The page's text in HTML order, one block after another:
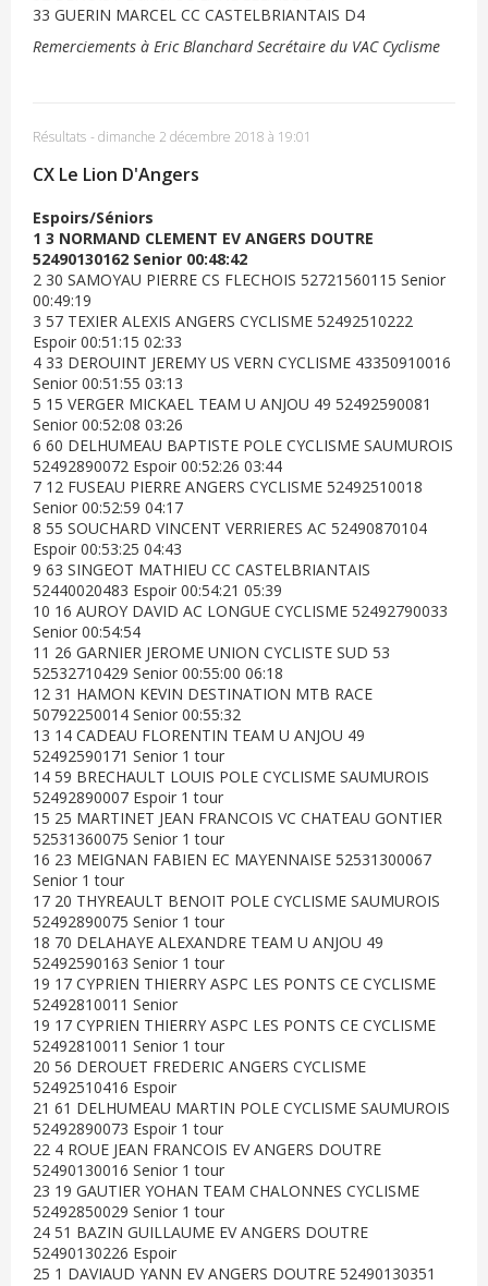
33 GUERIN MARCEL CC CASTELBRIANTAIS D4
Remerciements à Eric Blanchard Secrétaire du VAC Cyclisme
Résultats - dimanche 2 décembre 2018 à 19:01
CX Le Lion D'Angers
Espoirs/Séniors
1 3 NORMAND CLEMENT EV ANGERS DOUTRE
52490130162 Senior 00:48:42
2 30 SAMOYAU PIERRE CS FLECHOIS 52721560115 Senior
00:49:19
3 57 TEXIER ALEXIS ANGERS CYCLISME 52492510222
Espoir 00:51:15 02:33
4 33 DEROUINT JEREMY US VERN CYCLISME 43350910016
Senior 00:51:55 03:13
5 15 VERGER MICKAEL TEAM U ANJOU 49 52492590081
Senior 00:52:08 03:26
6 60 DELHUMEAU BAPTISTE POLE CYCLISME SAUMUROIS
52492890072 Espoir 00:52:26 03:44
7 12 FUSEAU PIERRE ANGERS CYCLISME 52492510018
Senior 00:52:59 04:17
8 55 SOUCHARD VINCENT VERRIERES AC 52490870104
Espoir 00:53:25 04:43
9 63 SINGEOT MATHIEU CC CASTELBRIANTAIS
52440020483 Espoir 00:54:21 05:39
10 16 AUROY DAVID AC LONGUE CYCLISME 52492790033
Senior 00:54:54
11 26 GARNIER JEROME UNION CYCLISTE SUD 53
52532710429 Senior 00:55:00 06:18
12 31 HAMON KEVIN DESTINATION MTB RACE
50792250014 Senior 00:55:32
13 14 CADEAU FLORENTIN TEAM U ANJOU 49
52492590171 Senior 1 tour
14 59 BRECHAULT LOUIS POLE CYCLISME SAUMUROIS
52492890007 Espoir 1 tour
15 25 MARTINET JEAN FRANCOIS VC CHATEAU GONTIER
52531360075 Senior 1 tour
16 23 MEIGNAN FABIEN EC MAYENNAISE 52531300067
Senior 1 tour
17 20 THYREAULT BENOIT POLE CYCLISME SAUMUROIS
52492890075 Senior 1 tour
18 70 DELAHAYE ALEXANDRE TEAM U ANJOU 49
52492590163 Senior 1 tour
19 17 CYPRIEN THIERRY ASPC LES PONTS CE CYCLISME
52492810011 Senior
19 17 CYPRIEN THIERRY ASPC LES PONTS CE CYCLISME
52492810011 Senior 1 tour
20 56 DEROUET FREDERIC ANGERS CYCLISME
52492510416 Espoir
21 61 DELHUMEAU MARTIN POLE CYCLISME SAUMUROIS
52492890073 Espoir 1 tour
22 4 ROUE JEAN FRANCOIS EV ANGERS DOUTRE
52490130016 Senior 1 tour
23 19 GAUTIER YOHAN TEAM CHALONNES CYCLISME
52492850029 Senior 1 tour
24 51 BAZIN GUILLAUME EV ANGERS DOUTRE
52490130226 Espoir
25 1 DAVIAUD YANN EV ANGERS DOUTRE 52490130351